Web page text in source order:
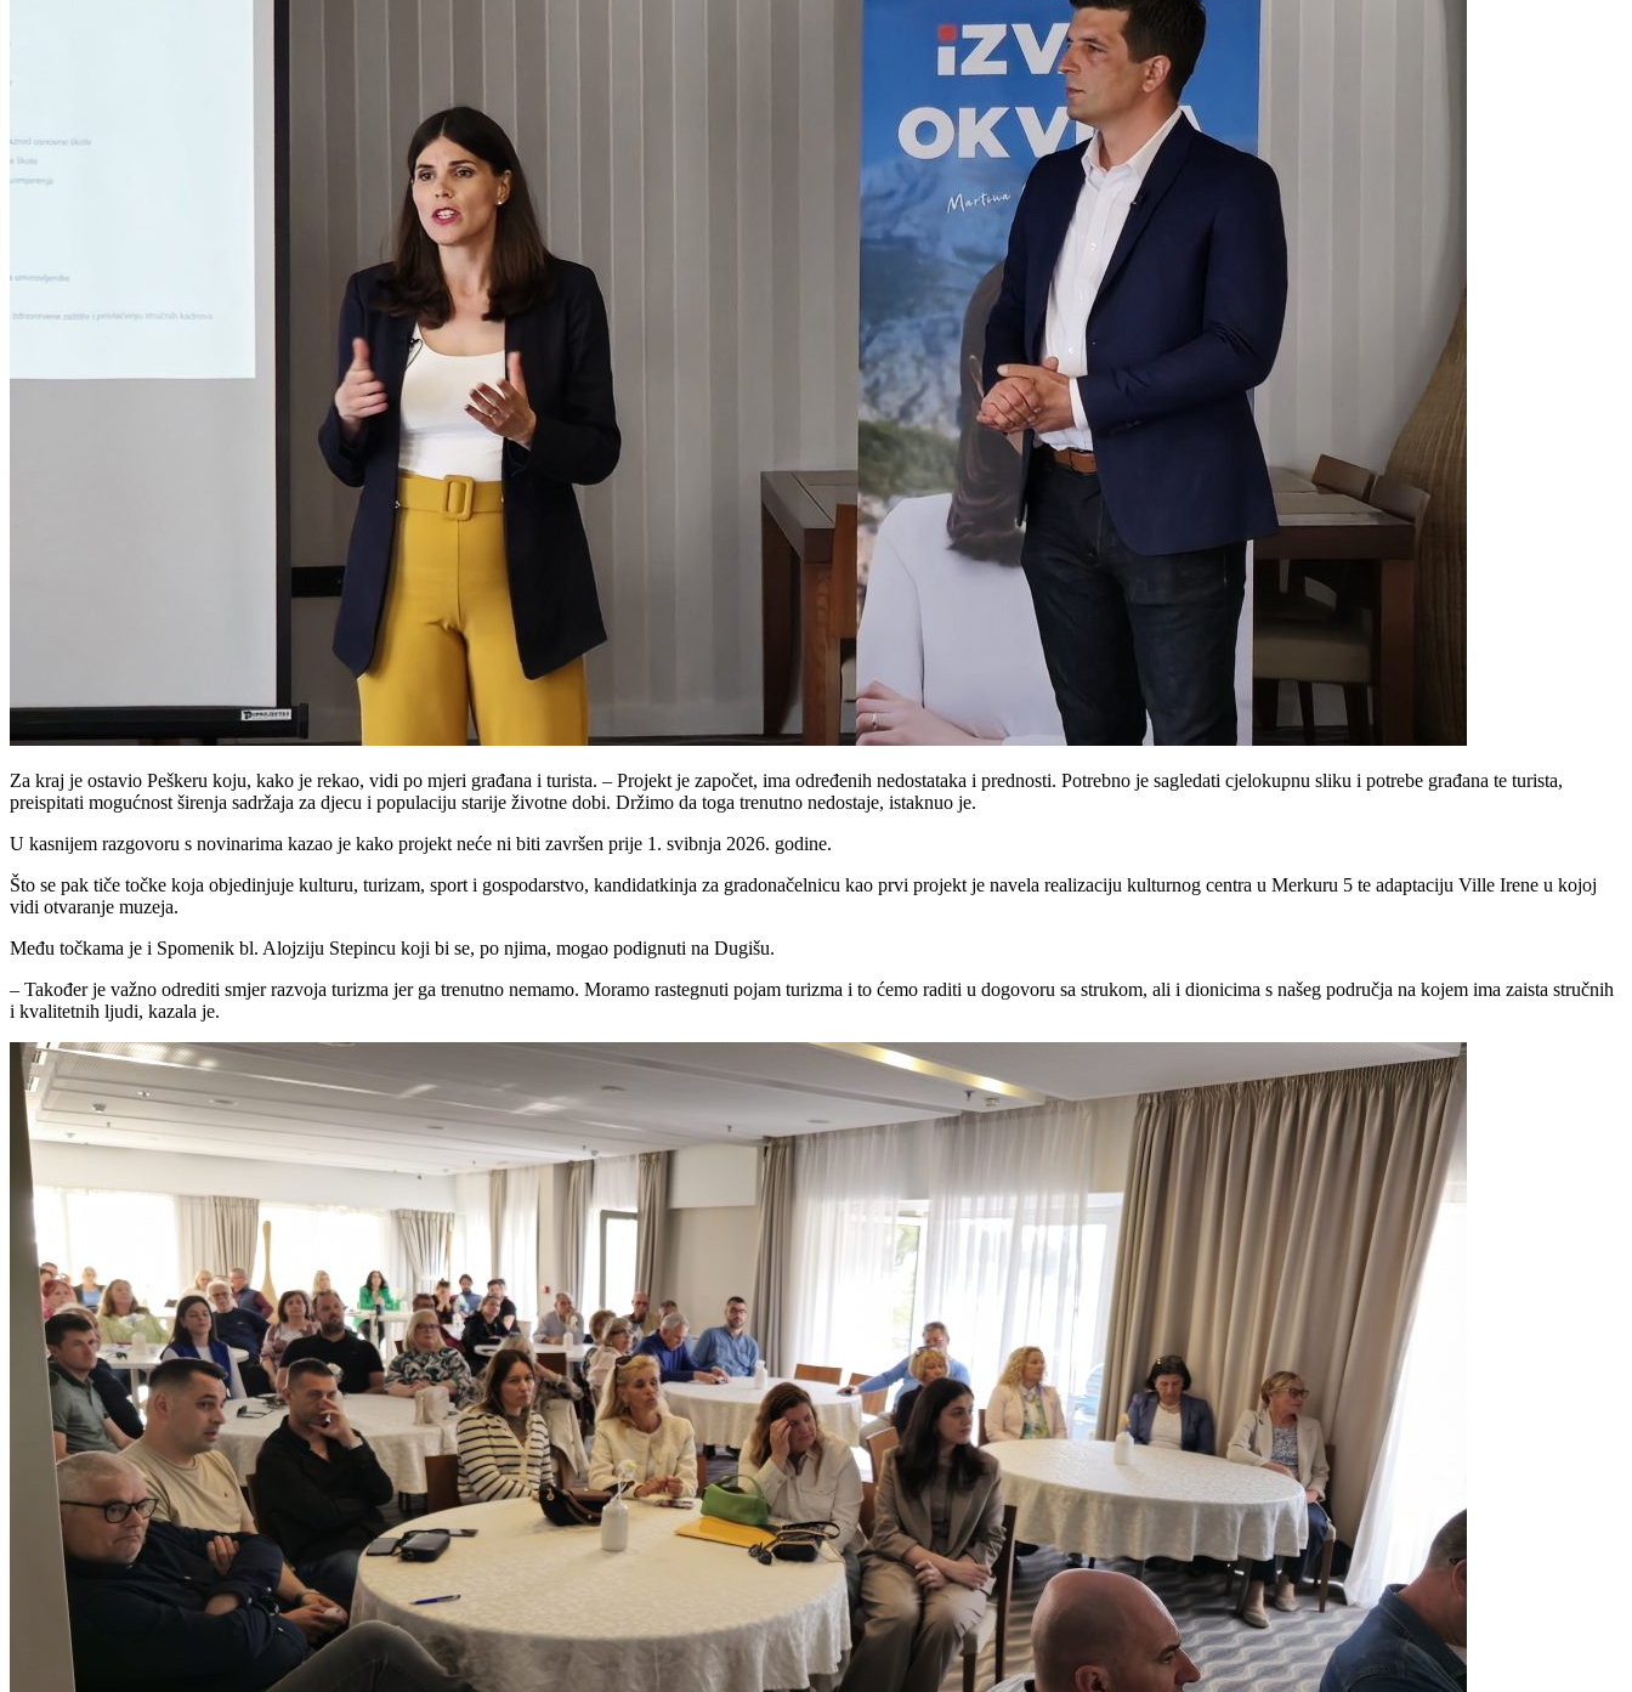
Za kraj je ostavio Peškeru koju, kako je rekao, vidi po mjeri građana i turista. – Projekt je započet, ima određenih nedostataka i prednosti. Potrebno je sagledati cjelokupnu sliku i potrebe građana te turista,
preispitati mogućnost širenja sadržaja za djecu i populaciju starije životne dobi. Držimo da toga trenutno nedostaje, istaknuo je.
U kasnijem razgovoru s novinarima kazao je kako projekt neće ni biti završen prije 1. svibnja 2026. godine.
Što se pak tiče točke koja objedinjuje kulturu, turizam, sport i gospodarstvo, kandidatkinja za gradonačelnicu kao prvi projekt je navela realizaciju kulturnog centra u Merkuru 5 te adaptaciju Ville Irene u kojoj
vidi otvaranje muzeja.
Među točkama je i Spomenik bl. Alojziju Stepincu koji bi se, po njima, mogao podignuti na Dugišu.
– Također je važno odrediti smjer razvoja turizma jer ga trenutno nemamo. Moramo rastegnuti pojam turizma i to ćemo raditi u dogovoru sa strukom, ali i dionicima s našeg područja na kojem ima zaista stručnih
i kvalitetnih ljudi, kazala je.